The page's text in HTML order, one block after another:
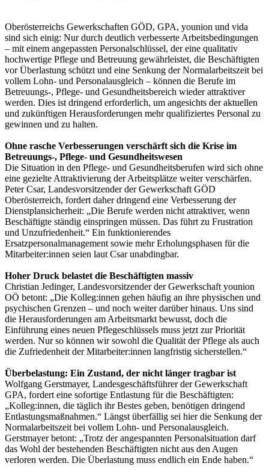
Oberösterreichs Gewerkschaften GÖD, GPA, younion und vida
sind sich einig: Nur durch deutlich verbesserte Arbeitsbedingungen
– mit einem angepassten Personalschlüssel, der eine qualitativ
hochwertige Pflege und Betreuung gewährleistet, die Beschäftigten
vor Überlastung schützt und eine Senkung der Normalarbeitszeit bei
vollem Lohn- und Personalausgleich – können die Berufe im
Betreuungs-, Pflege- und Gesundheitsbereich wieder attraktiver
werden. Dies ist dringend erforderlich, um angesichts der aktuellen
und zukünftigen Herausforderungen mehr qualifiziertes Personal zu
gewinnen und zu halten.
Ohne rasche Verbesserungen verschärft sich die Krise im
Betreuungs-, Pflege- und Gesundheitswesen
Die Situation in den Pflege- und Gesundheitsberufen wird sich ohne
eine gezielte Attraktivierung der Arbeitsplätze weiter verschärfen.
Peter Csar, Landesvorsitzender der Gewerkschaft GÖD
Oberösterreich, fordert daher dringend eine Verbesserung der
Dienstplansicherheit: „Die Berufe werden nicht attraktiver, wenn
Beschäftigte ständig einspringen müssen. Das führt zu Frustration
und Unzufriedenheit.“ Ein funktionierendes
Ersatzpersonalmanagement sowie mehr Erholungsphasen für die
Mitarbeiter:innen seien laut Csar unabdingbar.
Hoher Druck belastet die Beschäftigten massiv
Christian Jedinger, Landesvorsitzender der Gewerkschaft younion
OÖ betont: „Die Kolleg:innen gehen häufig an ihre physischen und
psychischen Grenzen – und noch weiter darüber hinaus. Uns sind
die Herausforderungen am Arbeitsmarkt bewusst, doch die
Einführung eines neuen Pflegeschlüssels muss jetzt zur Priorität
werden. Nur so können wir sowohl die Qualität der Pflege als auch
die Zufriedenheit der Mitarbeiter:innen langfristig sicherstellen.“
Überbelastung: Ein Zustand, der nicht länger tragbar ist
Wolfgang Gerstmayer, Landesgeschäftsführer der Gewerkschaft
GPA, fordert eine sofortige Entlastung für die Beschäftigten:
„Kolleg:innen, die täglich ihr Bestes geben, benötigen dringend
Entlastungsmaßnahmen.“ Längst überfällig sei hier die Senkung der
Normalarbeitszeit bei vollem Lohn- und Personalausgleich.
Gerstmayer betont: „Trotz der angespannten Personalsituation darf
das Wohl der bestehenden Beschäftigten nicht aus den Augen
verloren werden. Die Überlastung muss endlich ein Ende haben.“